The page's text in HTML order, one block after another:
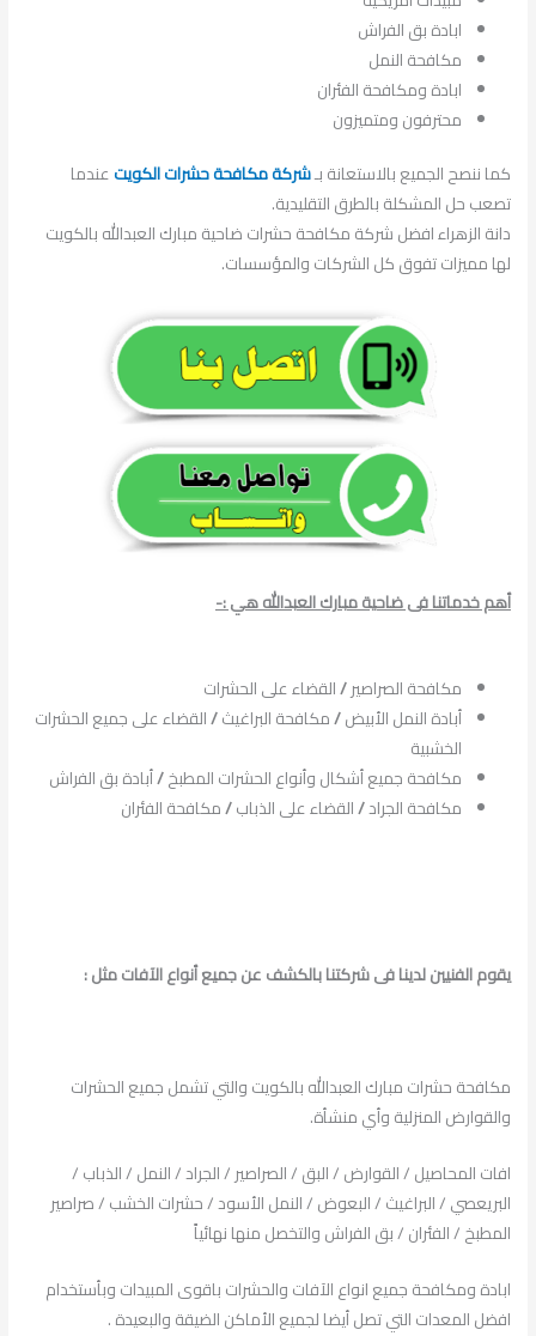
ابادة بق الفراش
مكافحة النمل
ابادة ومكافحة الفئران
محترفون ومتميزون
كما ننصح الجميع بالاستعانة بـشركة مكافحة حشرات الكويتعندما
تصعب حل المشكلة بالطرق التقليدية.
دانة الزهراء افضل شركة مكافحة حشرات ضاحية مبارك العبدالله بالكويت
لها مميزات تفوق كل الشركات والمؤسسات.
أهم خدماتنا فى ضاحية مبارك العبدالله هي :-
مكافحة الصراصير/القضاء على الحشرات
أبادة النمل الأبيض/مكافحة البراغيث/القضاء على جميع الحشرات
الخشبية
مكافحة جميع أشكال وأنواع الحشرات المطبخ/أبادة بق الفراش
مكافحة الجراد/القضاء على الذباب/مكافحة الفئران
يقوم الفنيين لدينا فى شركتنا بالكشف عن جميع أنواع الآفات مثل :
مكافحة حشرات مبارك العبدالله بالكويت والتي تشمل جميع الحشرات
والقوارض المنزلية وأي منشأة.
افات المحاصيل / القوارض / البق / الصراصير / الجراد / النمل / الذباب /
البريعصي / البراغيث / البعوض / النمل الأسود / حشرات الخشب / صراصير
المطبخ / الفئران / بق الفراش والتخصل منها نهائياً
ابادة ومكافحة جميع انواع الآفات والحشرات باقوى المبيدات وبأستخدام
افضل المعدات التي تصل أيضا لجميع الأماكن الضيقة والبعيدة .